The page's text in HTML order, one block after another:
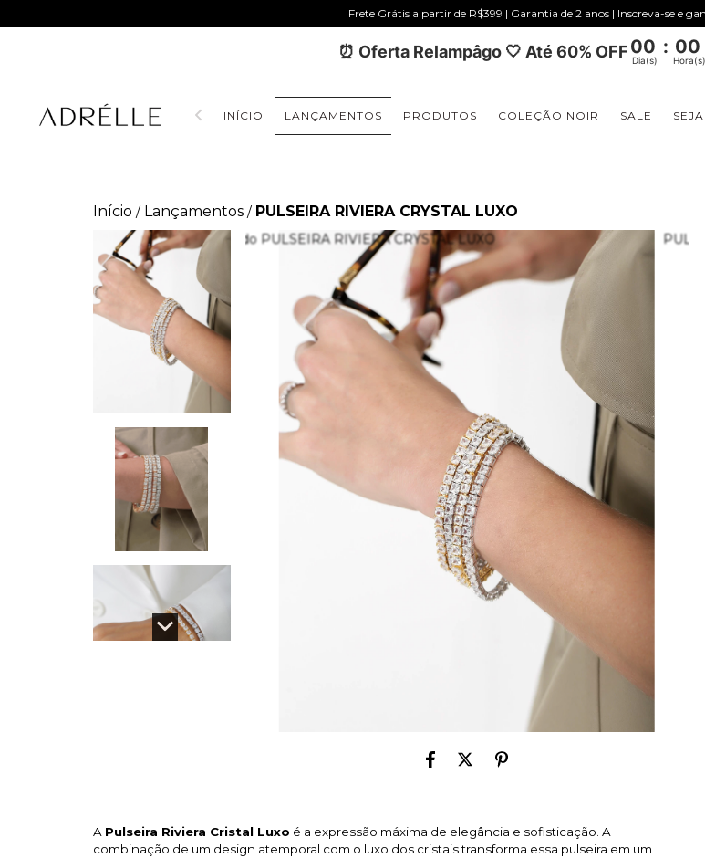
Frete Grátis a partir de R$399 | Garantia de 2 anos | Inscreva-se e
⏰ Oferta Relampâgo 🤍 Até 60% OFF00 : 00
Dia(s) Hora(s)
INÍCIO LANÇAMENTOS PRODUTOS COLEÇÃO NOIR SALE
Início / Lançamentos / PULSEIRA RIVIERA CRYSTAL LUXO
A Pulseira Riviera Cristal Luxo é a expressão máxima de elegância e sofisticação. A
combinação de um design atemporal com o luxo dos cristais transforma essa pulseira em um